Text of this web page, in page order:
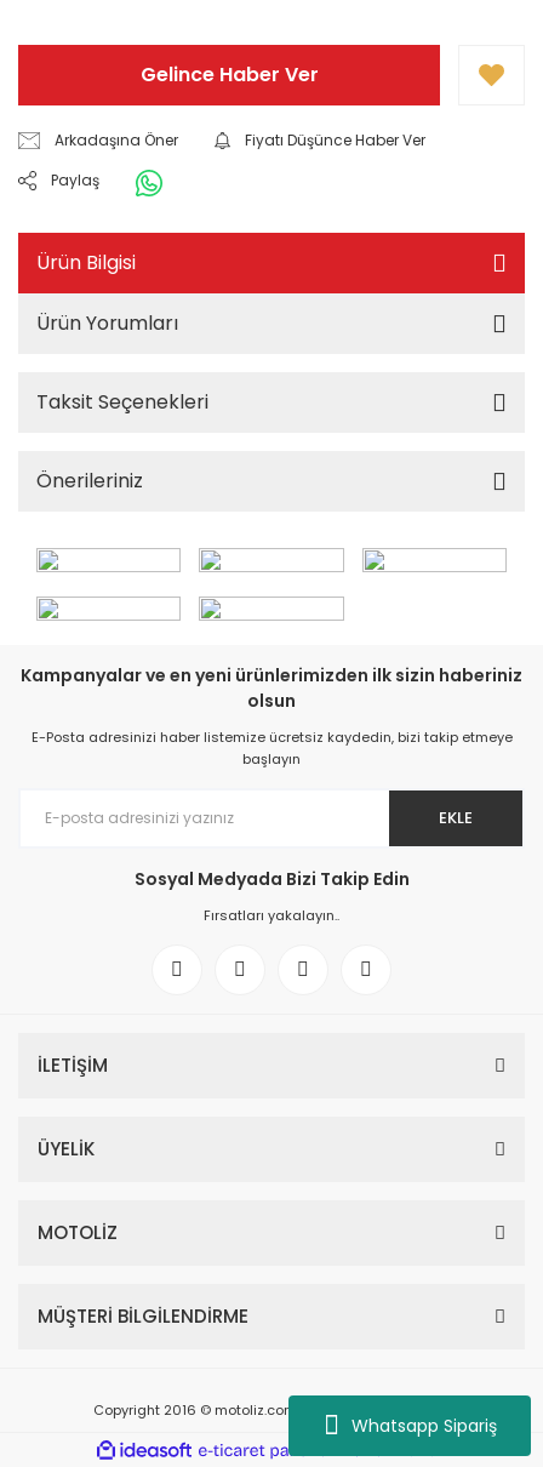
Whatsapp Sipariş
Gelince Haber Ver
Arkadaşına Öner
Fiyatı Düşünce Haber Ver
Paylaş
Ürün Bilgisi
Ürün Yorumları
Taksit Seçenekleri
Önerileriniz
Kampanyalar ve en yeni ürünlerimizden ilk sizin haberiniz
olsun
E-Posta adresinizi haber listemize ücretsiz kaydedin, bizi takip etmeye
başlayın
EKLE
Sosyal Medyada Bizi Takip Edin
Fırsatları yakalayın..
İLETİŞİM
ÜYELİK
MOTOLİZ
MÜŞTERİ BİLGİLENDİRME
Copyright 2016 © motoliz.com - Tüm Hakları Saklıdır.
ideasoft